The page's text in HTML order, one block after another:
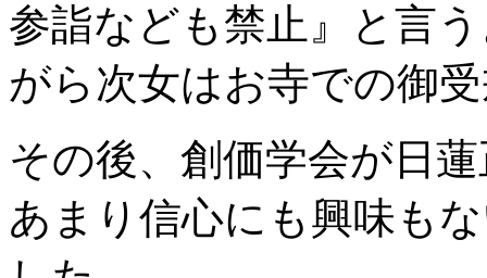
参詣なども禁止』と言
がら次女はお寺での御
その後、創価学会が日
あまり信心にも興味も